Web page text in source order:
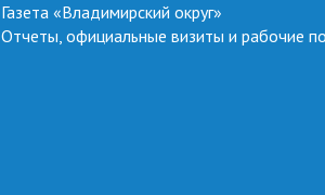
Газета «Владимирский округ»
Отчеты, официальные визиты и рабочие